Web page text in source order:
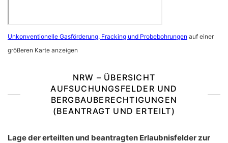
Unkonventionelle Gasförderung, Fracking und Probebohrungen auf einer
größeren Karte anzeigen
NRW – ÜBERSICHT
AUFSUCHUNGSFELDER UND
BERGBAUBERECHTIGUNGEN
(BEANTRAGT UND ERTEILT)
Lage der erteilten und beantragten Erlaubnisfelder zur